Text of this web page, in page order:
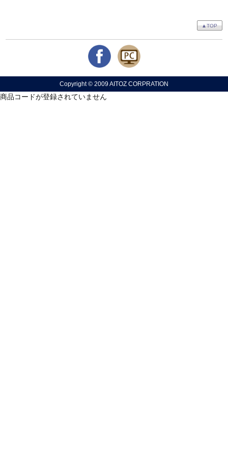
▲TOP
Copyright © 2009 AITOZ CORPRATION
商品コードが登録されていません